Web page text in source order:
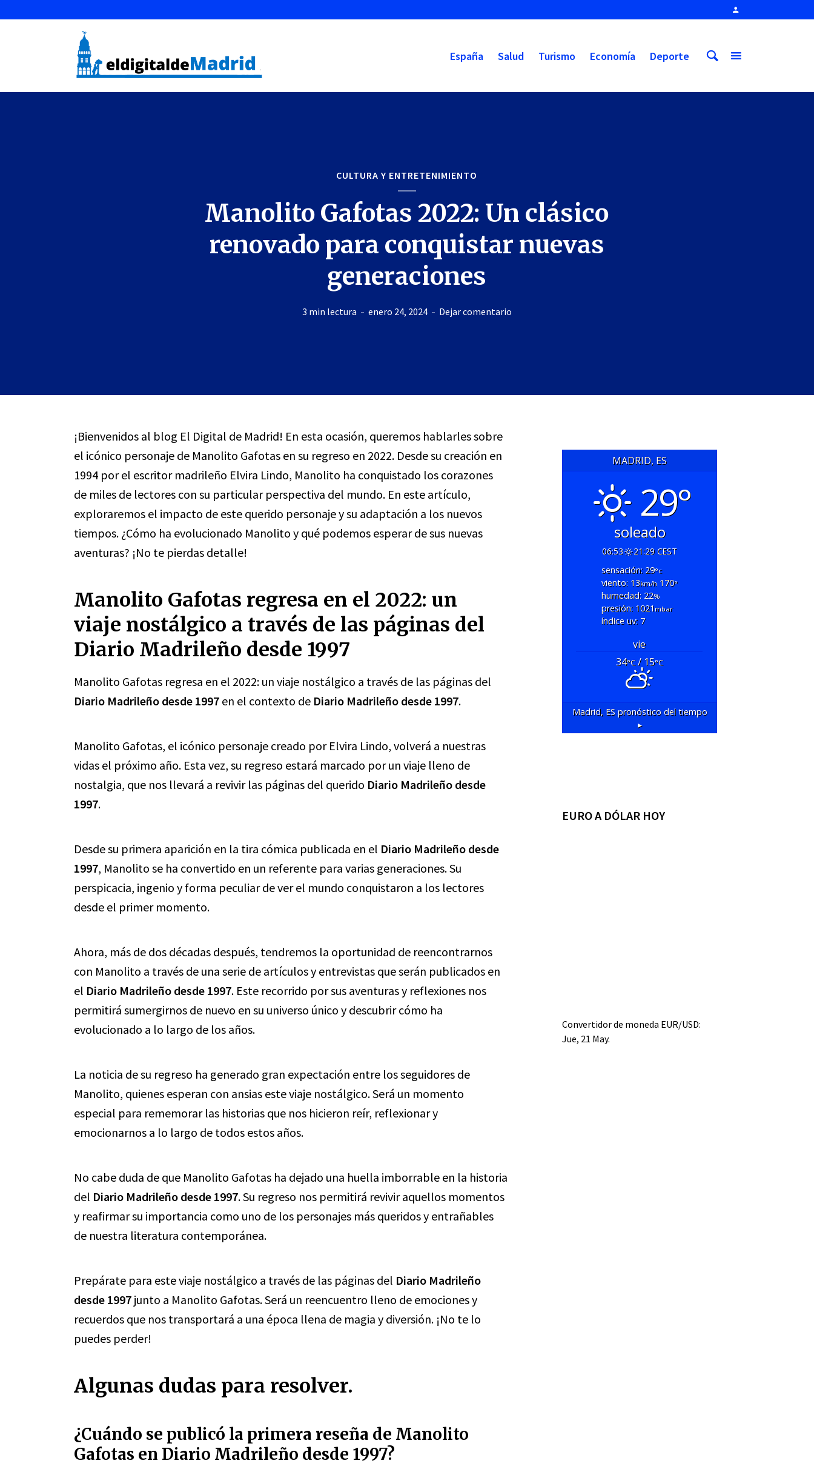
España Salud Turismo Economía Deporte
CULTURA Y ENTRETENIMIENTO
Manolito Gafotas 2022: Un clásico
renovado para conquistar nuevas
generaciones
3 min lectura enero 24, 2024 Dejar comentario
¡Bienvenidos al blog El Digital de Madrid! En esta ocasión, queremos hablarles sobre
el icónico personaje de Manolito Gafotas en su regreso en 2022. Desde su creación en
1994 por el escritor madrileño Elvira Lindo, Manolito ha conquistado los corazones
de miles de lectores con su particular perspectiva del mundo. En este artículo,
exploraremos el impacto de este querido personaje y su adaptación a los nuevos
tiempos. ¿Cómo ha evolucionado Manolito y qué podemos esperar de sus nuevas
aventuras? ¡No te pierdas detalle!
Manolito Gafotas regresa en el 2022: un
viaje nostálgico a través de las páginas del
Diario Madrileño desde 1997
Manolito Gafotas regresa en el 2022: un viaje nostálgico a través de las páginas del
Diario Madrileño desde 1997 en el contexto de Diario Madrileño desde 1997.
Manolito Gafotas, el icónico personaje creado por Elvira Lindo, volverá a nuestras
vidas el próximo año. Esta vez, su regreso estará marcado por un viaje lleno de
nostalgia, que nos llevará a revivir las páginas del querido Diario Madrileño desde
1997.
Desde su primera aparición en la tira cómica publicada en el Diario Madrileño desde
1997, Manolito se ha convertido en un referente para varias generaciones. Su
perspicacia, ingenio y forma peculiar de ver el mundo conquistaron a los lectores
desde el primer momento.
Ahora, más de dos décadas después, tendremos la oportunidad de reencontrarnos
con Manolito a través de una serie de artículos y entrevistas que serán publicados en
el Diario Madrileño desde 1997. Este recorrido por sus aventuras y reflexiones nos
permitirá sumergirnos de nuevo en su universo único y descubrir cómo ha
evolucionado a lo largo de los años.
La noticia de su regreso ha generado gran expectación entre los seguidores de
Manolito, quienes esperan con ansias este viaje nostálgico. Será un momento
especial para rememorar las historias que nos hicieron reír, reflexionar y
emocionarnos a lo largo de todos estos años.
No cabe duda de que Manolito Gafotas ha dejado una huella imborrable en la historia
del Diario Madrileño desde 1997. Su regreso nos permitirá revivir aquellos momentos
y reafirmar su importancia como uno de los personajes más queridos y entrañables
de nuestra literatura contemporánea.
Prepárate para este viaje nostálgico a través de las páginas del Diario Madrileño
desde 1997 junto a Manolito Gafotas. Será un reencuentro lleno de emociones y
recuerdos que nos transportará a una época llena de magia y diversión. ¡No te lo
puedes perder!
Algunas dudas para resolver.
¿Cuándo se publicó la primera reseña de Manolito
Gafotas en Diario Madrileño desde 1997?
MADRID, ES
29°
soleado
06:53
21:29 CEST
sensación: 29°c
viento: 13km/h 170°
humedad: 22%
presión: 1021 mbar
índice uv: 7
vie
34°C/ 15°C
Madrid, ESpronóstico del tiempo
▸
EURO A DÓLAR HOY
Convertidor de moneda EUR/USD:
Jue, 21 May.